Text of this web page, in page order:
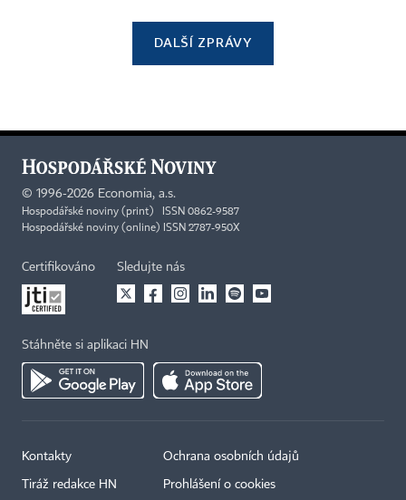
DALŠÍ ZPRÁVY
© 1996-2026 Economia, a.s.
Hospodářské noviny (print) ISSN 0862-9587
Hospodářské noviny (online) ISSN 2787-950X
Certifikováno Sledujte nás
Stáhněte si aplikaci HN
Kontakty
Tiráž redakce HN
Ochrana osobních údajů
Prohlášení o cookies